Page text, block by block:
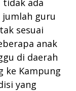
tidak ada
guru
sesuai
anak
di daerah
ke Kampung
yang